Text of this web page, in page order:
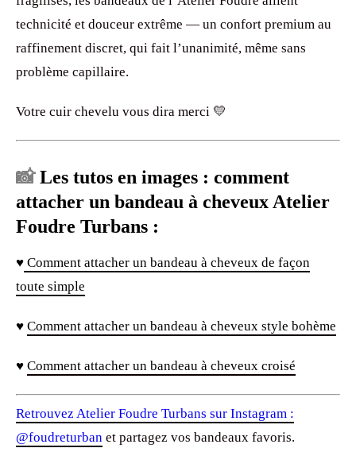
technicité et douceur extrême — un confort premium au
raffinement discret, qui fait l’unanimité, même sans
problème capillaire.
Votre cuir chevelu vous dira merci 💛
📸Les tutos en images : comment
attacher un bandeau à cheveux Atelier
Foudre Turbans :
♥ Comment attacher un bandeau à cheveux de façon
toute simple
♥ Comment attacher un bandeau à cheveux style bohème
♥ Comment attacher un bandeau à cheveux croisé
Retrouvez Atelier Foudre Turbans sur Instagram :
@foudreturban et partagez vos bandeaux favoris.